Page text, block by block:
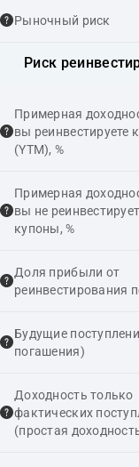
Рыночный риск
Риск
Примерная
вы реинвестируете
(YTM), %
Примерная
вы не
купоны, %
Доля прибыли от
реинвестирования
Будущие
погашения)
Доходность только
фактических
(простая